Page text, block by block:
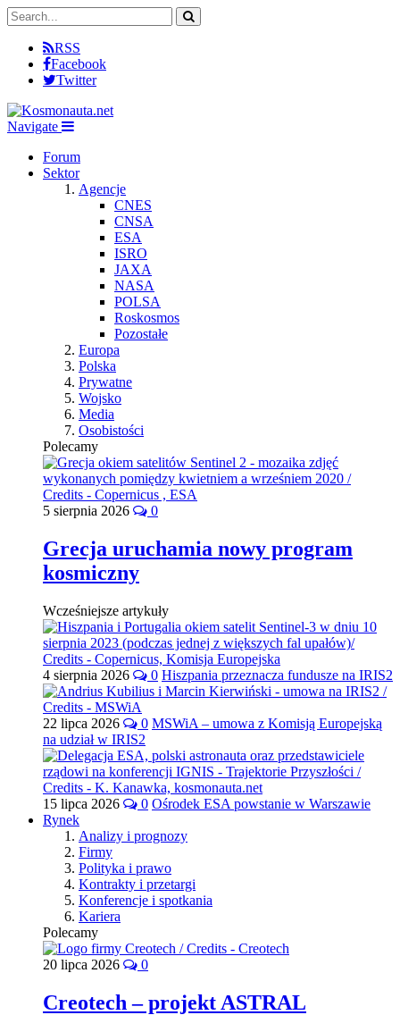
RSS
Facebook
Twitter
Navigate
Forum
Sektor
Agencje
CNES
CNSA
ESA
ISRO
JAXA
NASA
POLSA
Roskosmos
Pozostałe
Europa
Polska
Prywatne
Wojsko
Media
Osobistości
Polecamy
5 sierpnia 2026 0
Grecja uruchamia nowy program
kosmiczny
Wcześniejsze artykuły
4 sierpnia 2026 0 Hiszpania przeznacza fundusze na IRIS2
22 lipca 2026 0 MSWiA – umowa z Komisją Europejską
na udział w IRIS2
15 lipca 2026 0 Ośrodek ESA powstanie w Warszawie
Rynek
Analizy i prognozy
Firmy
Polityka i prawo
Kontrakty i przetargi
Konferencje i spotkania
Kariera
Polecamy
20 lipca 2026 0
Creotech – projekt ASTRAL